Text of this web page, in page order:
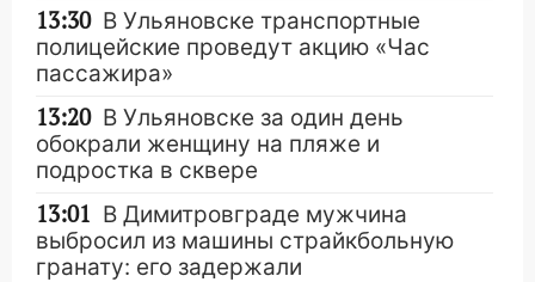
13:30 В Ульяновске транспортные
полицейские проведут акцию «Час
пассажира»
13:20 В Ульяновске за один день
обокрали женщину на пляже и
подростка в сквере
13:01 В Димитровграде мужчина
выбросил из машины страйкбольную
гранату: его задержали